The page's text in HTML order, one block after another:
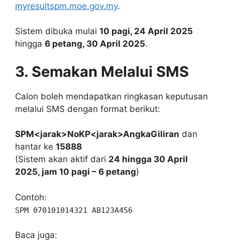
myresultspm.moe.gov.my.
Sistem dibuka mulai 10 pagi, 24 April 2025
hingga 6 petang, 30 April 2025.
3. Semakan Melalui SMS
Calon boleh mendapatkan ringkasan keputusan
melalui SMS dengan format berikut:
SPM<jarak>NoKP<jarak>AngkaGiliran dan
hantar ke 15888
(Sistem akan aktif dari 24 hingga 30 April
2025, jam 10 pagi – 6 petang)
Contoh:
SPM 070101014321 AB123A456
Baca juga: